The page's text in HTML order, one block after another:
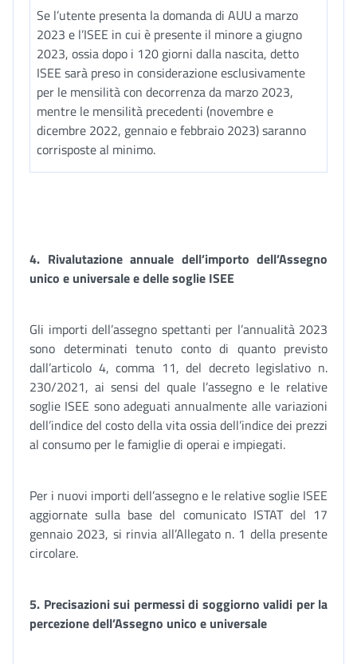
Se l’utente presenta la domanda di AUU a marzo
2023 e l’ISEE in cui è presente il minore a giugno
2023, ossia dopo i 120 giorni dalla nascita, detto
ISEE sarà preso in considerazione esclusivamente
per le mensilità con decorrenza da marzo 2023,
mentre le mensilità precedenti (novembre e
dicembre 2022, gennaio e febbraio 2023) saranno
corrisposte al minimo.
4. Rivalutazione annuale dell’importo dell’Assegno
unico e universale e delle soglie ISEE
Gli importi dell’assegno spettanti per l’annualità 2023
sono determinati tenuto conto di quanto previsto
dall’articolo 4, comma 11, del decreto legislativo n.
230/2021, ai sensi del quale l’assegno e le relative
soglie ISEE sono adeguati annualmente alle variazioni
dell’indice del costo della vita ossia dell’indice dei prezzi
al consumo per le famiglie di operai e impiegati.
Per i nuovi importi dell’assegno e le relative soglie ISEE
aggiornate sulla base del comunicato ISTAT del 17
gennaio 2023, si rinvia all’Allegato n. 1 della presente
circolare.
5. Precisazioni sui permessi di soggiorno validi per la
percezione dell’Assegno unico e universale